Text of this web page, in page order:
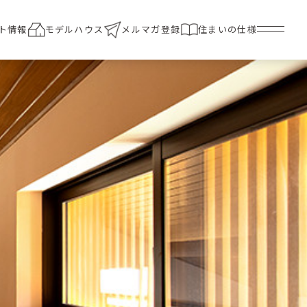
情報 モデルハウス メルマガ登録 住まいの仕様